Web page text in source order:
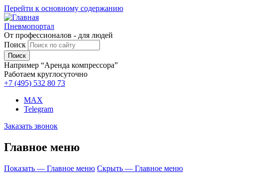
Перейти к основному содержанию
Пневмопортал
От профессионалов - для людей
Поиск
Например “Аренда компрессора”
Работаем круглосуточно
+7 (495) 532 80 73
MAX
Telegram
Заказать звонок
Главное меню
Показать — Главное меню Скрыть — Главное меню